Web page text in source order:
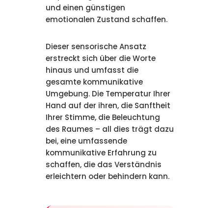
und einen günstigen
emotionalen Zustand schaffen.
Dieser sensorische Ansatz
erstreckt sich über die Worte
hinaus und umfasst die
gesamte kommunikative
Umgebung. Die Temperatur Ihrer
Hand auf der ihren, die Sanftheit
Ihrer Stimme, die Beleuchtung
des Raumes – all dies trägt dazu
bei, eine umfassende
kommunikative Erfahrung zu
schaffen, die das Verständnis
erleichtern oder behindern kann.